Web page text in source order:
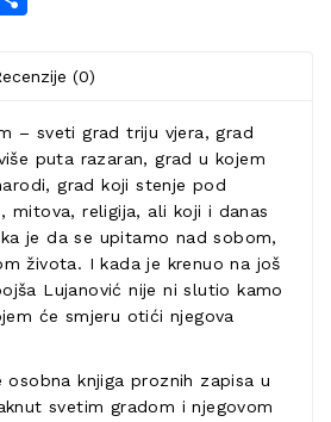
(0)
– sveti grad triju vjera, grad
puta razaran, grad u kojem
grad koji stenje pod
mitova, religija, ali koji i danas
je da se upitamo nad sobom,
života. I kada je krenuo na još
Lujanović nije ni slutio kamo
će smjeru otići njegova
knjiga proznih zapisa u
svetim gradom i njegovom